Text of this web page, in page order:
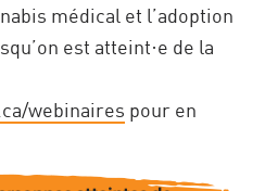
médical et l’adoption
est atteint·e de la
webinaires pour en